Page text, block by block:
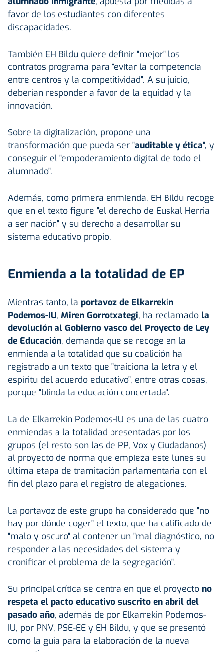
favor de los estudiantes con diferentes
discapacidades.
También EH Bildu quiere definir "mejor" los
contratos programa para "evitar la competencia
entre centros y la competitividad". A su juicio,
deberían responder a favor de la equidad y la
innovación.
Sobre la digitalización, propone una
transformación que pueda ser "auditable y ética", y
conseguir el "empoderamiento digital de todo el
alumnado".
Además, como primera enmienda. EH Bildu recoge
que en el texto figure "el derecho de Euskal Herria
a ser nación" y su derecho a desarrollar su
sistema educativo propio.
Enmienda a la totalidad de EP
Mientras tanto, la portavoz de Elkarrekin
Podemos-IU, Miren Gorrotxategi, ha reclamado la
devolución al Gobierno vasco del Proyecto de Ley
de Educación, demanda que se recoge en la
enmienda a la totalidad que su coalición ha
registrado a un texto que "traiciona la letra y el
espíritu del acuerdo educativo", entre otras cosas,
porque "blinda la educación concertada".
La de Elkarrekin Podemos-IU es una de las cuatro
enmiendas a la totalidad presentadas por los
grupos (el resto son las de PP, Vox y Ciudadanos)
al proyecto de norma que empieza este lunes su
última etapa de tramitación parlamentaria con el
fin del plazo para el registro de alegaciones.
La portavoz de este grupo ha considerado que "no
hay por dónde coger" el texto, que ha calificado de
"malo y oscuro" al contener un "mal diagnóstico, no
responder a las necesidades del sistema y
cronificar el problema de la segregación".
Su principal crítica se centra en que el proyecto no
respeta el pacto educativo suscrito en abril del
pasado año, además de por Elkarrekin Podemos-
IU, por PNV, PSE-EE y EH Bildu, y que se presentó
como la guía para la elaboración de la nueva